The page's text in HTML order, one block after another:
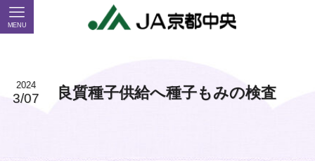
MENU
良質種子供給へ種子もみの検査
2024
3/07